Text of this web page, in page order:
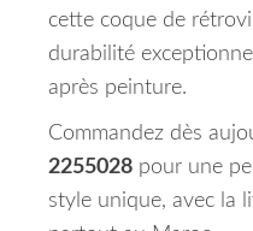
cette coque de
durabilité
après peinture.
Commandez dès
2255028 pour une
style unique, avec la